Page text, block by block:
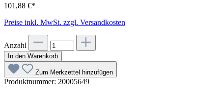
101,88 €*
Preise inkl. MwSt. zzgl. Versandkosten
Anzahl
In den Warenkorb
Zum Merkzettel hinzufügen
Produktnummer: 20005649